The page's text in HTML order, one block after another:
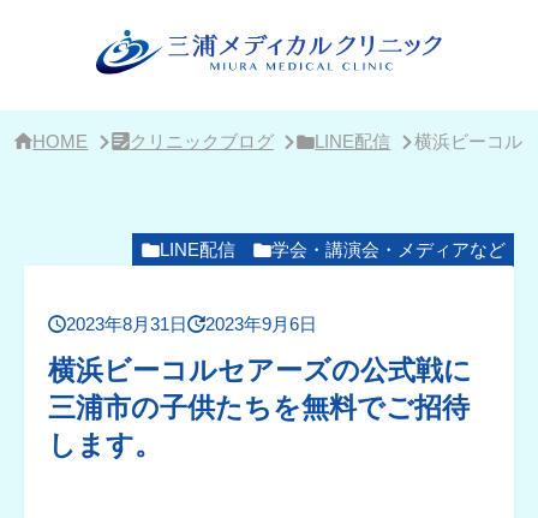
HOME クリニックブログ LINE配信 横浜ビーコル
LINE配信 学会・講演会・メディアなど
2023年8月31日 2023年9月6日
横浜ビーコルセアーズの公式戦に
三浦市の子供たちを無料でご招待
します。